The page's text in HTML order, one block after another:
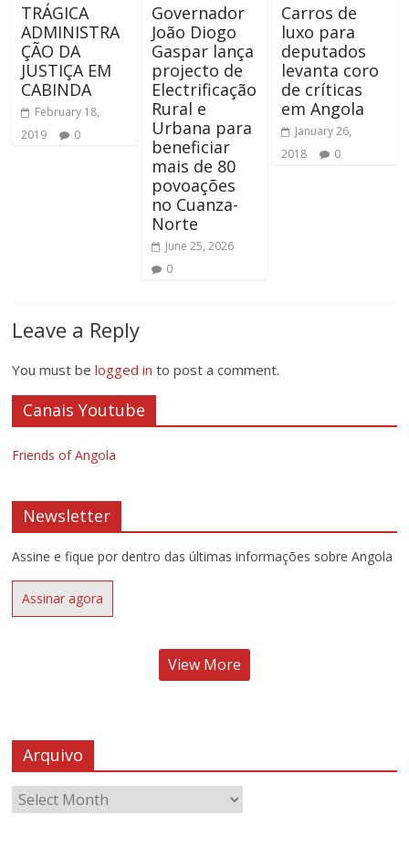
TRÁGICA
ADMINISTRA
ÇÃO DA
JUSTIÇA EM
CABINDA
February 18,
2019
0
Governador
João Diogo
Gaspar lança
projecto de
Electrificação
Rural e
Urbana para
beneficiar
mais de 80
povoações
no Cuanza-
Norte
June 25, 2026
0
Carros de
luxo para
deputados
levanta coro
de críticas
em Angola
January 26,
2018
0
Leave a Reply
You must belogged in to post a comment.
Canais Youtube
Friends of Angola
Newsletter
Assine e fique por dentro das últimas informações sobre Angola
Assinar agora
View More
Arquivo